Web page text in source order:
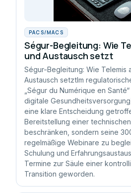
PACS/MACS
Ségur-Begleitung: Wie
und Austausch setzt
Ségur-Begleitung: Wie Telemis
Austausch setztIm
„Ségur du Numérique en
digitale
eine klare Entscheidung
Bereitstellung einer
beschränken, sondern seine
regelmäßige Webinare zu
Schulung und
Termine zur Säule einer
Transition geworden.